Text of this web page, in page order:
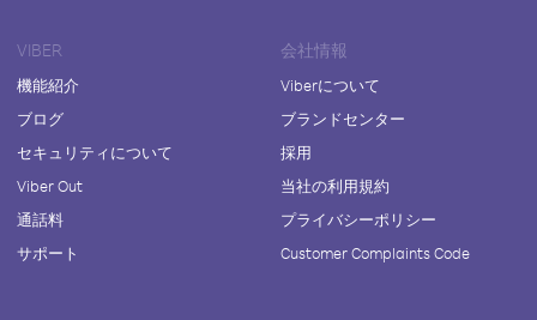
VIBER
機能紹介
ブログ
セキュリティについて
Viber Out
通話料
サポート
会社情報
Viberについて
ブランドセンター
採用
当社の利用規約
プライバシーポリシー
Customer Complaints Code